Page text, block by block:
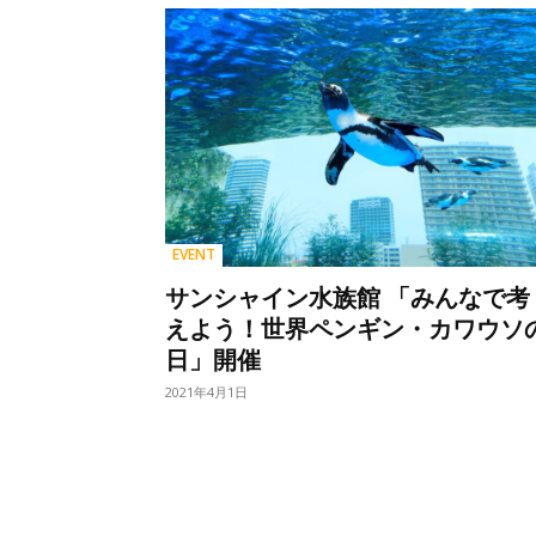
EVENT
サンシャイン水族館 「みんなで考
えよう！世界ペンギン・カワウソ
日」開催
2021年4月1日